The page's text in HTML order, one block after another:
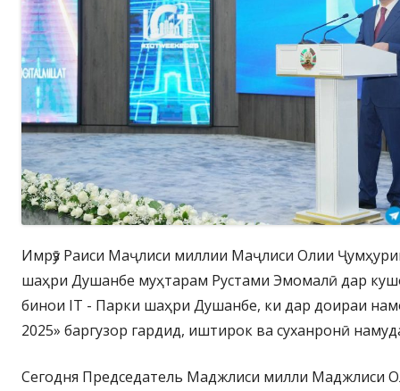
Имрӯз Раиси Маҷлиси миллии Маҷлиси Олии
шаҳри Душанбе муҳтарам Рустами Эмомалӣ дар
бинои IT - Парки шаҳри Душанбе, ки дар доираи
2025» баргузор гардид, иштирок ва суханронӣ
Сегодня Председатель Маджлиси милли Маджлиси